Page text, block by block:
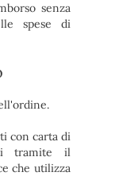
senza
spese di
con carta di
tramite il
che utilizza